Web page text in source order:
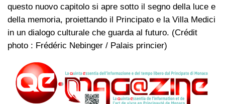
questo nuovo capitolo si apre sotto il segno della luce e
della memoria, proiettando il Principato e la Villa Medici
in un dialogo culturale che guarda al futuro. (Crédit
photo : Frédéric Nebinger / Palais princier)